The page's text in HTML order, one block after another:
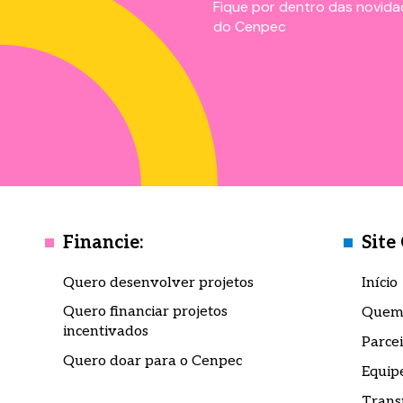
Eu
política
Eu
política
Fique por dentro das
do Cenpec
Financie:
Quero desenvolver projetos
Quero financiar projetos
incentivados
Quero doar para o Cenpec
Site
Início